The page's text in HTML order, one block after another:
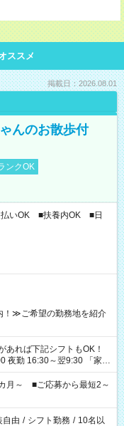
ススメ
掲載日：2026.08.01
んのお散歩付
ンクOK
いOK ■扶養内OK ■日
！≫ご希望の勤務地を紹介
16:30～翌9:30 「家族
て夕飯の準備がしたい」
、ご希望を教えてください
計で週40時間を超える場
月～ ■ご応募から最短2～
自由 / シフト勤務 / 10名以